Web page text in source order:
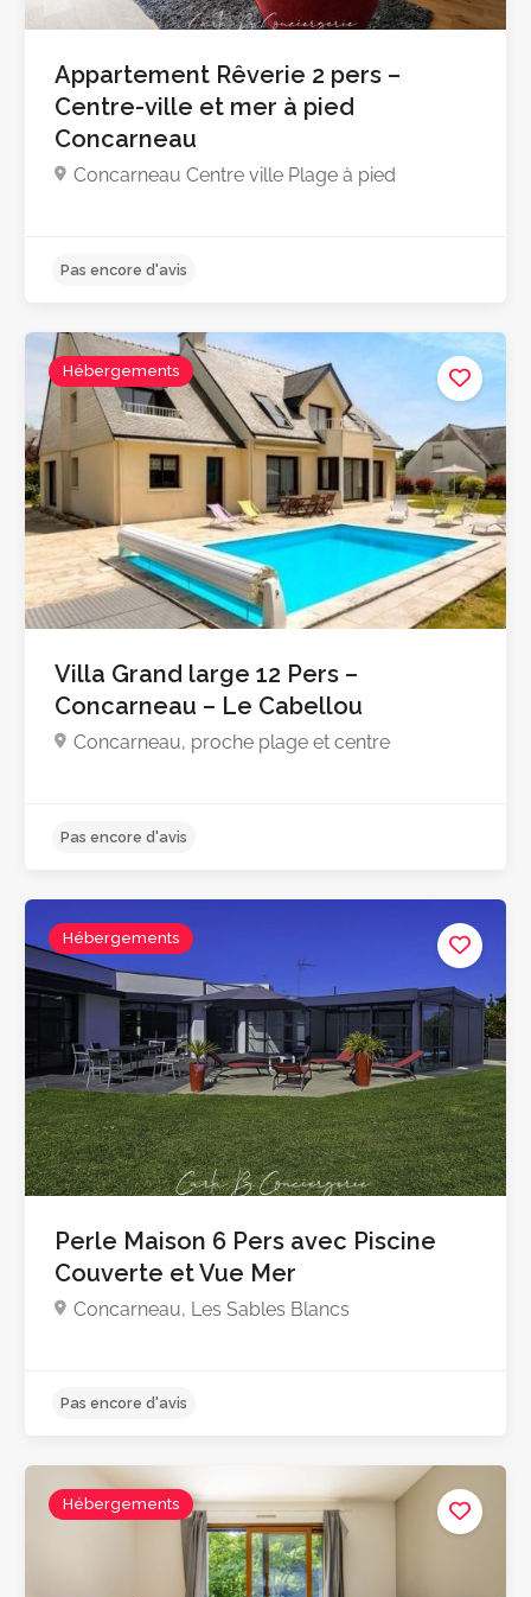
Pas encore d'avis
Pas encore d'avis
Appartement Rêverie 2 pers –
Centre-ville et mer à pied
Concarneau
Concarneau Centre ville Plage à pied
Hébergements
Villa Grand large 12 Pers –
Concarneau – Le Cabellou
Concarneau, proche plage et centre
Hébergements
Perle Maison 6 Pers avec Piscine
Couverte et Vue Mer
Concarneau, Les Sables Blancs
Hébergements